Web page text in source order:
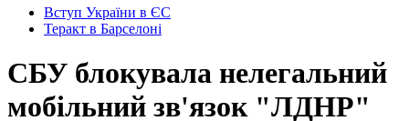
Вступ України в ЄС
Теракт в Барселоні
СБУ блокувала нелегальний
мобільний зв'язок "ЛДНР"